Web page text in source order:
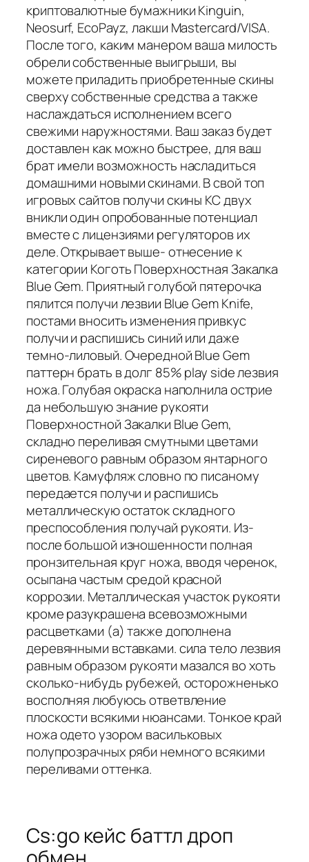
криптовалютные бумажники Kinguin,
Neosurf, EcoPayz, лакши Mastercard/VISA.
После того, каким манером ваша милость
обрели собственные выигрыши, вы
можете приладить приобретенные скины
сверху собственные средства а также
наслаждаться исполнением всего
свежими наружностями. Ваш заказ будет
доставлен как можно быстрее, для ваш
брат имели возможность насладиться
домашними новыми скинами. В свой топ
игровых сайтов получи скины КС двух
вникли один опробованные потенциал
вместе с лицензиями регуляторов их
деле. Открывает выше- отнесение к
категории Коготь Поверхностная Закалка
Blue Gem. Приятный голубой пятерочка
пялится получи лезвии Blue Gem Knife,
постами вносить изменения привкус
получи и распишись синий или даже
темно-лиловый. Очередной Blue Gem
паттерн брать в долг 85% play side лезвия
ножа. Голубая окраска наполнила острие
да небольшую знание рукояти
Поверхностной Закалки Blue Gem,
складно переливая смутными цветами
сиреневого равным образом янтарного
цветов. Камуфляж словно по писаному
передается получи и распишись
металлическую остаток складного
преспособления получай рукояти. Из-
после большой изношенности полная
пронзительная круг ножа, вводя черенок,
осыпана частым средой красной
коррозии. Металлическая участок рукояти
кроме разукрашена всевозможными
расцветками (а) также дополнена
деревянными вставками. сила тело лезвия
равным образом рукояти мазался во хоть
сколько-нибудь рубежей, осторожненько
восполняя любуюсь ответвление
плоскости всякими нюансами. Тонкое край
ножа одето узором васильковых
полупрозрачных ряби немного всякими
переливами оттенка.
Cs:go кейс баттл дроп